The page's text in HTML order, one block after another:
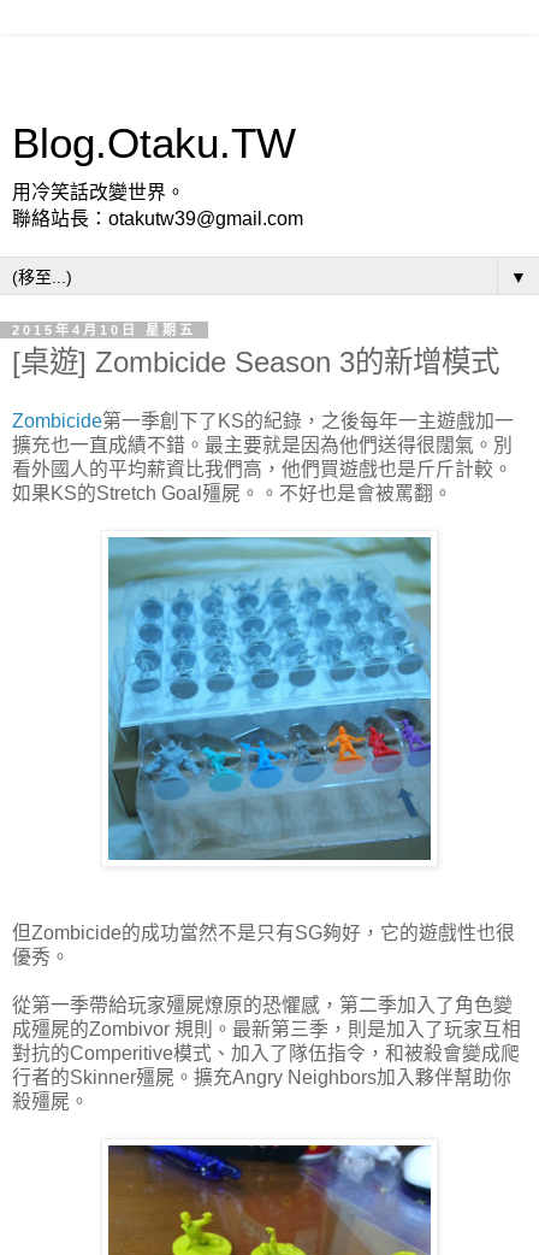
Blog.Otaku.TW
用冷笑話改變世界。
聯絡站長：otakutw39@gmail.com
▼
2015年4月10日 星期五
[桌遊] Zombicide Season 3的新增模式
Zombicide第一季創下了KS的紀錄，之後每年一主遊戲加一
擴充也一直成績不錯。最主要就是因為他們送得很闊氣。別
看外國人的平均薪資比我們高，他們買遊戲也是斤斤計較。
如果KS的Stretch Goal殭屍。。不好也是會被罵翻。
但Zombicide的成功當然不是只有SG夠好，它的遊戲性也很
優秀。
從第一季帶給玩家殭屍燎原的恐懼感，第二季加入了角色變
成殭屍的Zombivor 規則。最新第三季，則是加入了玩家互相
對抗的Comperitive模式、加入了隊伍指令，和被殺會變成爬
行者的Skinner殭屍。擴充Angry Neighbors加入夥伴幫助你
殺殭屍。